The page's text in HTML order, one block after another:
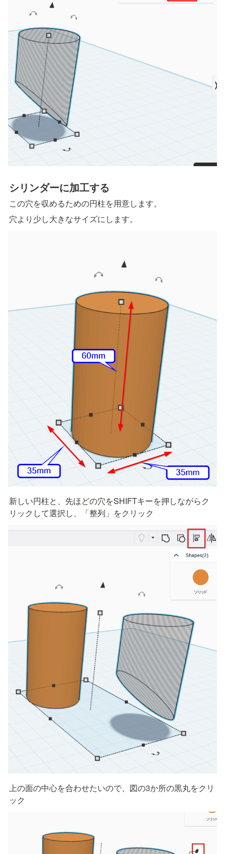
シリンダーに加工する
この穴を収めるための円柱を用意します。
穴より少し大きなサイズにします。
新しい円柱と、先ほどの穴をSHIFTキーを押しながらク
リックして選択し、「整列」をクリック
上の面の中心を合わせたいので、図の3か所の黒丸をクリ
ック